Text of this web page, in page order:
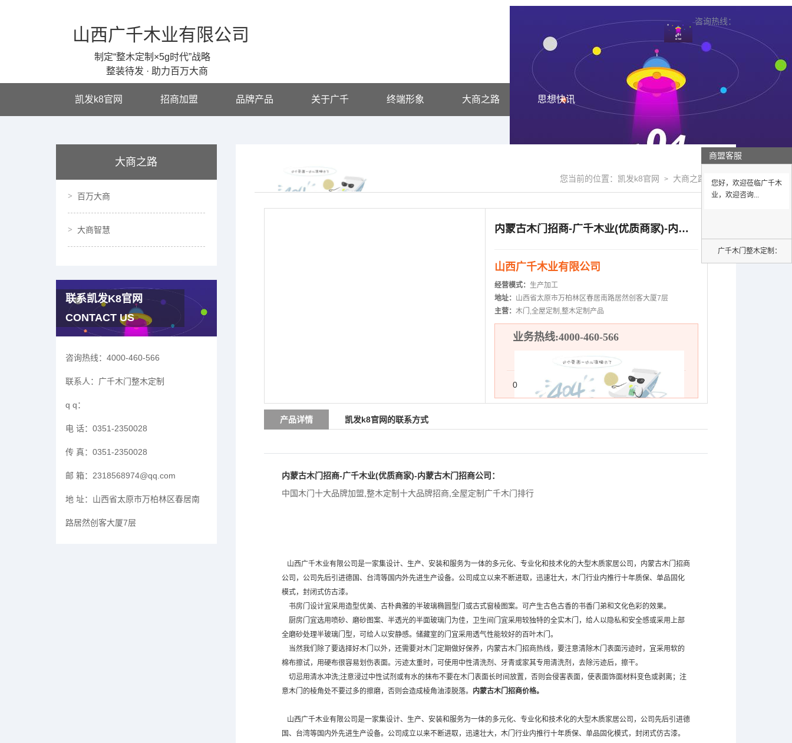
山西广千木业有限公司
制定“整木定制×5g时代”战略
整装待发 · 助力百万大商
咨询热线：
凯发k8官网 招商加盟 品牌产品 关于广千 终端形象 大商之路 思想快讯
大商之路
百万大商
大商智慧
联系凯发K8官网
CONTACT US
咨询热线： 4000-460-566
联系人： 广千木门整木定制
q q：
电 话： 0351-2350028
传 真： 0351-2350028
邮 箱： 2318568974@qq.com
地 址： 山西省太原市万柏林区春居南
路居然创客大厦7层
您当前的位置： 凯发k8官网 > 大商之路 >
内蒙古木门招商-广千木业(优质商家)-内蒙古木门招商公司
山西广千木业有限公司
经营模式： 生产加工
地址： 山西省太原市万柏林区春居南路居然创客大厦7层
主营：木门,全屋定制,整木定制产品
业务热线:4000-460-566
0
产品详情 凯发k8官网的联系方式
内蒙古木门招商-广千木业(优质商家)-内蒙古木门招商公司：
中国木门十大品牌加盟 整木定制十大品牌招商 全屋定制广千木门排行
山西广千木业有限公司是一家集设计、生产、安装和服务为一体的多元化、专业化和技术化的大型木质家居公司，内蒙古木门招商
公司，公司先后引进德国、台湾等国内外先进生产设备。公司成立以来不断进取，迅速壮大，木门行业内推行十年质保、单品固化
模式，封闭式仿古漆。
书房门设计宜采用造型优美、古朴典雅的半玻璃椭圆型门或古式窗棱图案。可产生古色古香的书香门弟和文化色彩的效果。
厨房门宜选用喷砂、磨砂图案、半透光的半面玻璃门为佳，卫生间门宜采用较独特的全实木门，给人以隐私和安全感或采用上部
全磨砂处理半玻璃门型，可给人以安静感。储藏室的门宜采用透气性能较好的百叶木门。
当然我们除了要选择好木门以外，还需要对木门定期做好保养，内蒙古木门招商热线，要注意清除木门表面污迹时，宜采用软的
棉布擦试，用硬布很容易划伤表面。污迹太重时，可使用中性清洗剂、牙青或家其专用清洗剂，去除污迹后，擦干。
切忌用清水冲洗;注意浸过中性试剂或有水的抹布不要在木门表面长时间放置，否则会侵害表面，使表面饰面材料变色或剥离；注
意木门的棱角处不要过多的擦磨，否则会造成棱角油漆脱落。
内蒙古木门招商价格。
山西广千木业有限公司是一家集设计、生产、安装和服务为一体的多元化、专业化和技术化的大型木质家居公司，公司先后引进德
国、台湾等国内外先进生产设备。公司成立以来不断进取，迅速壮大，木门行业内推行十年质保、单品固化模式，封闭式仿古漆。
商盟客服
您好，欢迎莅临广千木
业，欢迎咨询...
广千木门整木定制：